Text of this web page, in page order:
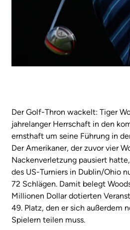
Der Golf-Thron wackelt: Tiger
jahrelanger Herrschaft in den
ernsthaft um seine Führung in
Der Amerikaner, der zuvor vier
Nackenverletzung pausiert
des US-Turniers in Dublin/Ohio
72 Schlägen. Damit belegt
Millionen Dollar dotierten
49. Platz, den er sich außerdem
Spielern teilen muss.